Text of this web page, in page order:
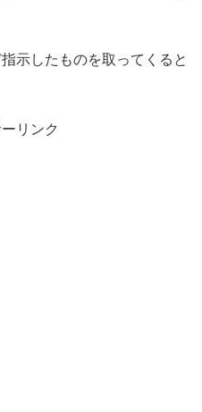
示したものを取ってくると
リンク